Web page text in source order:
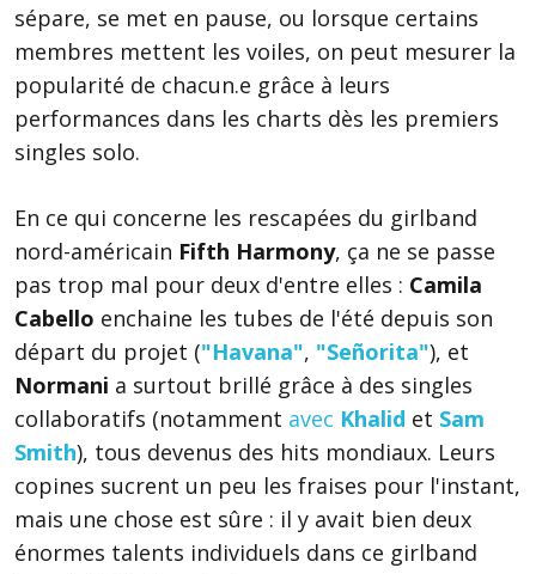
sépare, se met en pause, ou lorsque certains
membres mettent les voiles, on peut mesurer la
popularité de chacun.e grâce à leurs
performances dans les charts dès les premiers
singles solo.
En ce qui concerne les rescapées du girlband
nord-américain Fifth Harmony, ça ne se passe
pas trop mal pour deux d'entre elles : Camila
Cabello enchaine les tubes de l'été depuis son
départ du projet ("Havana", "Señorita"), et
Normani a surtout brillé grâce à des singles
collaboratifs (notamment avec Khalid et Sam
Smith), tous devenus des hits mondiaux. Leurs
copines sucrent un peu les fraises pour l'instant,
mais une chose est sûre : il y avait bien deux
énormes talents individuels dans ce girlband